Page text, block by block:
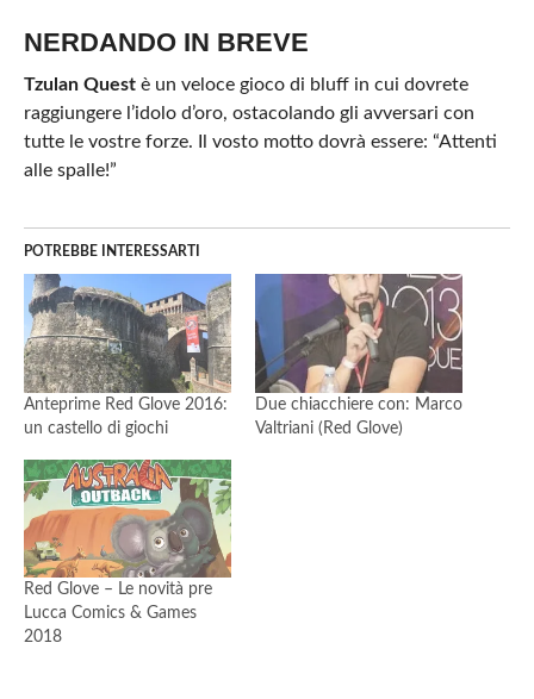
NERDANDO IN BREVE
Tzulan Questè un veloce gioco di bluff in cui dovrete
raggiungere l’idolo d’oro, ostacolando gli avversari con
tutte le vostre forze. Il vosto motto dovrà essere: “Attenti
alle spalle!”
POTREBBE INTERESSARTI
Anteprime Red Glove 2016:
un castello di giochi
Due chiacchiere con: Marco
Valtriani (Red Glove)
Red Glove – Le novità pre
Lucca Comics & Games
2018